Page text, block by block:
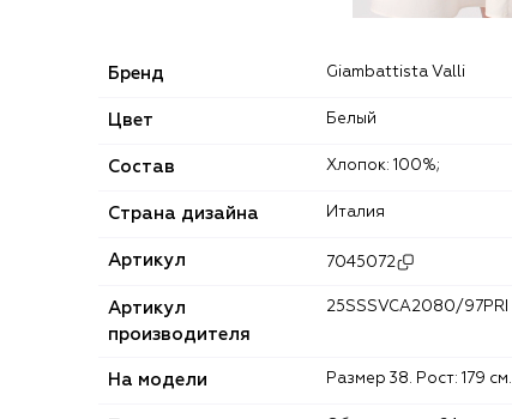
Бренд Giambattista Valli
Цвет Белый
Состав Хлопок: 100%;
Страна дизайна Италия
Артикул 7045072
Артикул
производителя
25SSSVCA2080/97PRI
На модели Размер 38. Рост: 179 см.